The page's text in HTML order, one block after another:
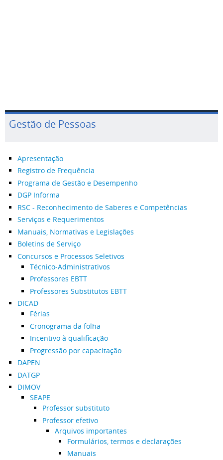
Gestão de Pessoas
Apresentação
Registro de Frequência
Programa de Gestão e Desempenho
DGP Informa
RSC - Reconhecimento de Saberes e Competências
Serviços e Requerimentos
Manuais, Normativas e Legislações
Boletins de Serviço
Concursos e Processos Seletivos
Técnico-Administrativos
Professores EBTT
Professores Substitutos EBTT
DICAD
Férias
Cronograma da folha
Incentivo à qualificação
Progressão por capacitação
DAPEN
DATGP
DIMOV
SEAPE
Professor substituto
Professor efetivo
Arquivos importantes
Formulários, termos e declarações
Manuais